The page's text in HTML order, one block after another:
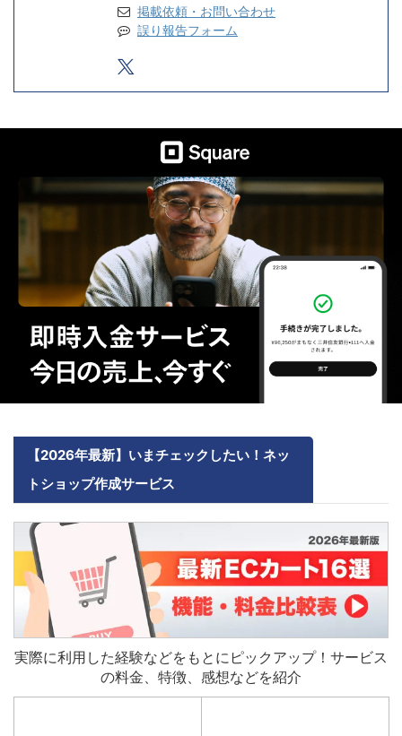
掲載依頼・お問い合わせ
誤り報告フォーム
【2026年最新】いまチェックしたい！ネッ
トショップ作成サービス
実際に利用した経験などをもとにピックアップ！サービス
の料金、特徴、感想などを紹介